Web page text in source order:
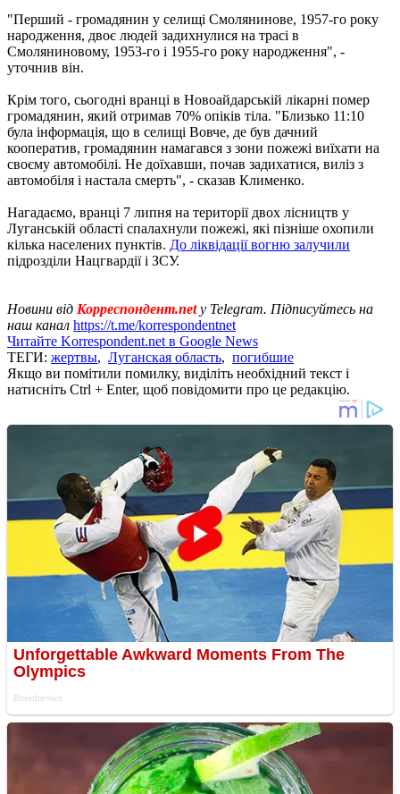
"Перший - громадянин у селищі Смолянинове, 1957-го року
народження, двоє людей задихнулися на трасі в
Смоляниновому, 1953-го і 1955-го року народження", -
уточнив він.
Крім того, сьогодні вранці в Новоайдарській лікарні помер
громадянин, який отримав 70% опіків тіла. "Близько 11:10
була інформація, що в селищі Вовче, де був дачний
кооператив, громадянин намагався з зони пожежі виїхати на
своєму автомобілі. Не доїхавши, почав задихатися, виліз з
автомобіля і настала смерть", - сказав Клименко.
Нагадаємо, вранці 7 липня на території двох лісництв у
Луганській області спалахнули пожежі, які пізніше охопили
кілька населених пунктів. До ліквідації вогню залучили
підрозділи Нацгвардії і ЗСУ.
Новини від Корреспондент.net у Telegram. Підписуйтесь на
наш канал https://t.me/korrespondentnet
Читайте Korrespondent.net в Google News
ТЕГИ: жертвы, Луганская область, погибшие
Якщо ви помітили помилку, виділіть необхідний текст і
натисніть Ctrl + Enter, щоб повідомити про це редакцію.